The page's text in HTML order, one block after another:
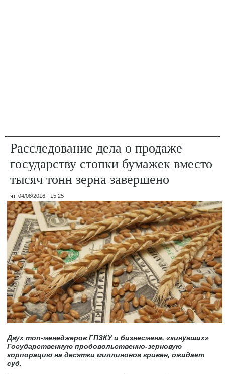
Расследование дела о продаже
государству стопки бумажек вместо
тысяч тонн зерна завершено
чт, 04/08/2016 - 15:25
Двух топ-менеджеров ГПЗКУ и бизнесмена, «кинувших»
Государственную продовольственно-зерновую
корпорацию на десятки миллинонов гривен, ожидает
суд.